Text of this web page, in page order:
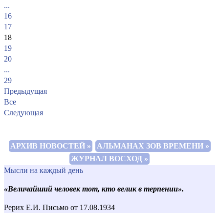
...
16
17
18
19
20
...
29
Предыдущая
Все
Следующая
АРХИВ НОВОСТЕЙ »
АЛЬМАНАХ ЗОВ ВРЕМЕНИ »
ЖУРНАЛ ВОСХОД »
Мысли на каждый день
«Величайший человек тот, кто велик в терпении».
Рерих Е.И. Письмо от 17.08.1934